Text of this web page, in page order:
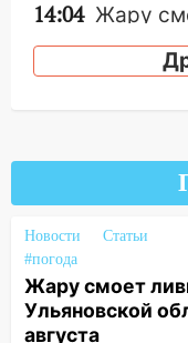
14:04 Жару
погоды в
выходные 8-9
В
подростка в
13:01
В
выбросил из
гранату: его
Новости
Статьи
#погода
Жару смоет
Ульяновской
августа